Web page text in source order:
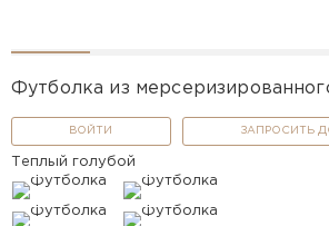
Футболка из
ВОЙТИ ЗАПРОСИТЬ
Теплый голубой